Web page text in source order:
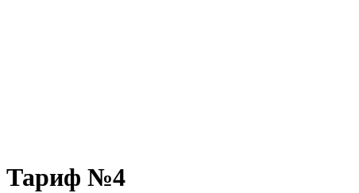
Тариф №4